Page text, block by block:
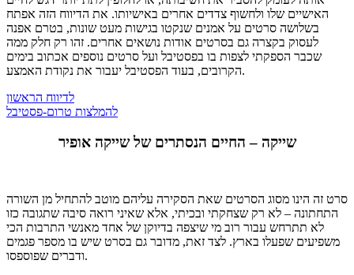
האישיים שלו ולחשוף צדדים אחרים באישיותו. את הדיווח הזה אפתח
בשלושה סרטים על אמנים שנקטו בגישות מעט שונות, בטרם אפנה
לעסוק בקצרה גם בסרטים אודות נושאים אחרים. זהו רק חלק ממה
שכבר הספקתי לצפות בו בפסטיבל ועל סרטים נוספים אכתוב בימים
הקרובים, בעוד הפסטיבל יעבור את נקודת האמצע.
לדיווח הראשון
להמלצות טרום-פסטיבל
שייקה – החיים הנסתרים של שייקה אופיר
סרט זה הינו מסוג הסרטים שאת הסקירה עליהם מוטב להתחיל מן השורה
התחתונה – לא רק שצחקתי ובכיתי, אלא שאיני רואה סיבה שתגובה כזו
לא תתרחש עבור רוב מי שיצפה בדיוקן של אחד מאנשי התרבות הכי
משפיעים שפעלו בארץ. לצד זאת, מדובר גם בסרט שיש בו מספר פגמים
ודברים שפוספסו.